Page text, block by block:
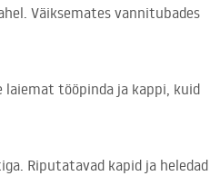
Väiksemates vannitubades
tööpinda ja kappi, kuid
Riputatavad kapid ja heledad